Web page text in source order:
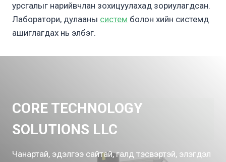
урсгалыг нарийвчлан зохицуулахад зориулагдсан.
Лаборатори, дулааны систем болон хийн системд
ашиглагдах нь элбэг.
CORE TECHNOLOGY
SOLUTIONS LLC
Чанартай, эдэлгээ сайтай, галд тэсвэртэй, элэгдэл